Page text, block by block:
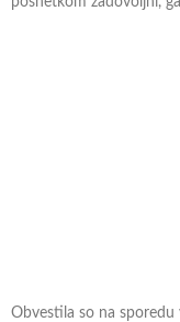
Obvestila so na